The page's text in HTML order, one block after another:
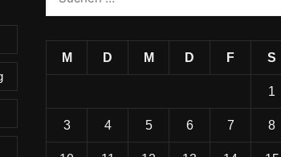
M D M D F S
1
3 4 5 6 7 8